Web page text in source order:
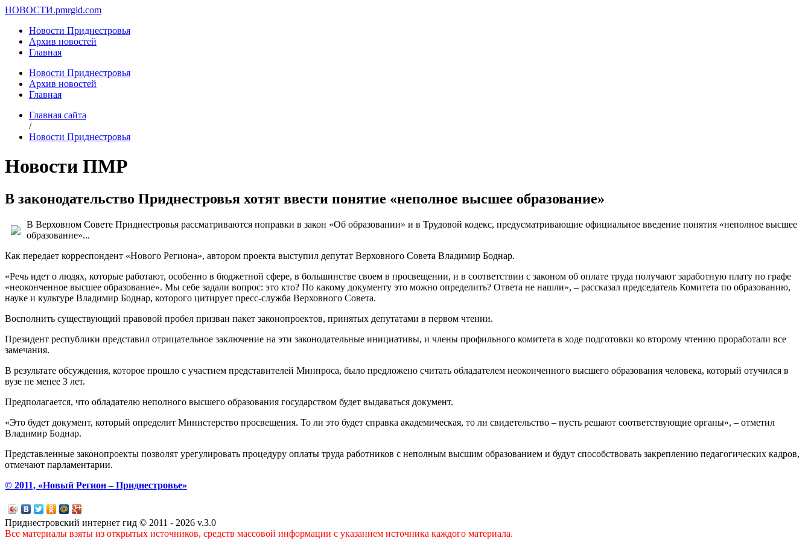
НОВОСТИ.pmrgid.com
Новости Приднестровья
Архив новостей
Главная
Новости Приднестровья
Архив новостей
Главная
Главная сайта
/
Новости Приднестровья
Новости ПМР
В законодательство Приднестровья хотят ввести понятие «неполное высшее образование»
В Верховном Совете Приднестровья рассматриваются поправки в закон «Об образовании» и в Трудовой кодекс, предусматривающие официальное введение понятия «неполное высшее
образование»...
Как передает корреспондент «Нового Региона», автором проекта выступил депутат Верховного Совета Владимир Боднар.
«Речь идет о людях, которые работают, особенно в бюджетной сфере, в большинстве своем в просвещении, и в соответствии с законом об оплате труда получают заработную плату по графе
«неоконченное высшее образование». Мы себе задали вопрос: это кто? По какому документу это можно определить? Ответа не нашли», – рассказал председатель Комитета по образованию,
науке и культуре Владимир Боднар, которого цитирует пресс-служба Верховного Совета.
Восполнить существующий правовой пробел призван пакет законопроектов, принятых депутатами в первом чтении.
Президент республики представил отрицательное заключение на эти законодательные инициативы, и члены профильного комитета в ходе подготовки ко второму чтению проработали все
замечания.
В результате обсуждения, которое прошло с участием представителей Минпроса, было предложено считать обладателем неоконченного высшего образования человека, который отучился в
вузе не менее 3 лет.
Предполагается, что обладателю неполного высшего образования государством будет выдаваться документ.
«Это будет документ, который определит Министерство просвещения. То ли это будет справка академическая, то ли свидетельство – пусть решают соответствующие органы», – отметил
Владимир Боднар.
Представленные законопроекты позволят урегулировать процедуру оплаты труда работников с неполным высшим образованием и будут способствовать закреплению педагогических кадров,
отмечают парламентарии.
© 2011, «Новый Регион – Приднестровье»
Приднестровский интернет гид © 2011 - 2026 v.3.0
Все материалы взяты из открытых источников, средств массовой информации с указанием источника каждого материала.